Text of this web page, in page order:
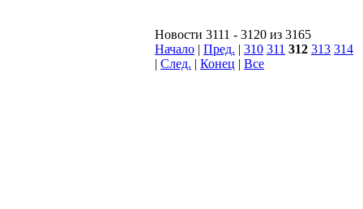
Новости 3111 - 3120 из 3165
Начало | Пред. | 310 311 312 313 314
| След. | Конец | Все